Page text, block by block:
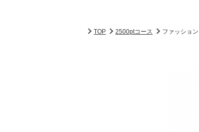
TOP 2500ptコース ファッション